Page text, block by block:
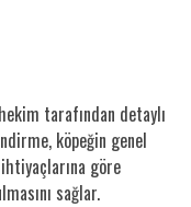
tarafından detaylı
köpeğin genel
göre
sağlar.